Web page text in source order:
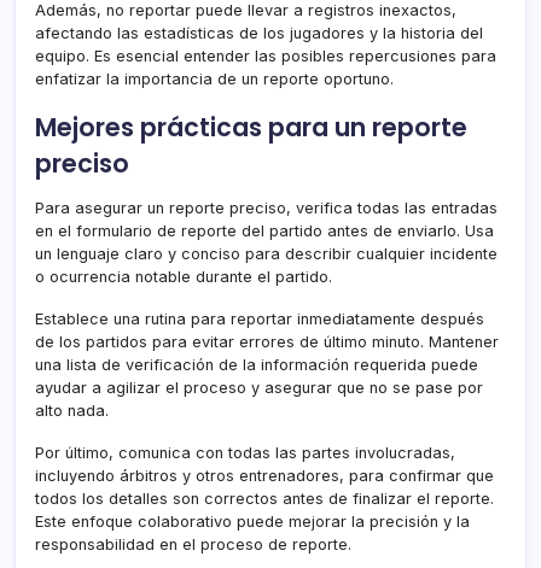
Además, no reportar puede llevar a registros inexactos,
afectando las estadísticas de los jugadores y la historia del
equipo. Es esencial entender las posibles repercusiones para
enfatizar la importancia de un reporte oportuno.
Mejores prácticas para un reporte
preciso
Para asegurar un reporte preciso, verifica todas las entradas
en el formulario de reporte del partido antes de enviarlo. Usa
un lenguaje claro y conciso para describir cualquier incidente
o ocurrencia notable durante el partido.
Establece una rutina para reportar inmediatamente después
de los partidos para evitar errores de último minuto. Mantener
una lista de verificación de la información requerida puede
ayudar a agilizar el proceso y asegurar que no se pase por
alto nada.
Por último, comunica con todas las partes involucradas,
incluyendo árbitros y otros entrenadores, para confirmar que
todos los detalles son correctos antes de finalizar el reporte.
Este enfoque colaborativo puede mejorar la precisión y la
responsabilidad en el proceso de reporte.